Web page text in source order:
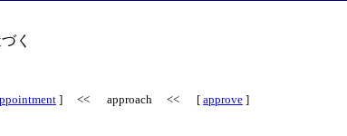
く
] << approach << [ approve ]